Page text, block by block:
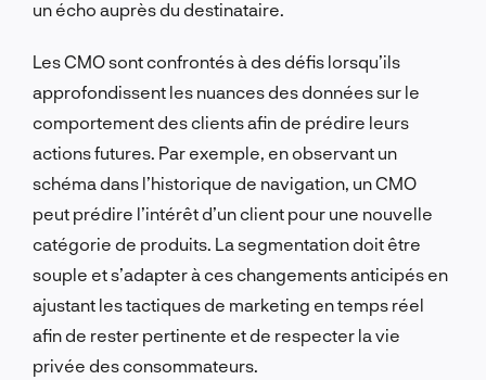
un écho auprès du destinataire.
Les CMO sont confrontés à des défis lorsqu’ils
approfondissent les nuances des données sur le
comportement des clients afin de prédire leurs
actions futures. Par exemple, en observant un
schéma dans l’historique de navigation, un CMO
peut prédire l’intérêt d’un client pour une nouvelle
catégorie de produits. La segmentation doit être
souple et s’adapter à ces changements anticipés en
ajustant les tactiques de marketing en temps réel
afin de rester pertinente et de respecter la vie
privée des consommateurs.